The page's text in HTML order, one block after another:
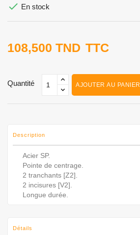
 En stock
108,500 TND TTC
Quantité AJOUTER AU PANIER
Description
Acier SP.
Pointe de centrage.
2 tranchants [Z2].
2 incisures [V2].
Longue durée.
Détails